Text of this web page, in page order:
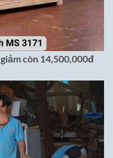
giảm còn 14,500,000đ